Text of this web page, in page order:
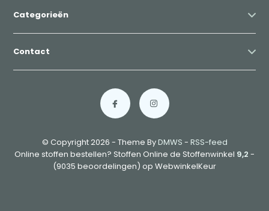
Categorieën
Contact
© Copyright 2026 - Theme ByDMWS - RSS-feed
Online stoffen bestellen? Stoffen Online de Stoffenwinkel 9,2 -
(9035 beoordelingen) op WebwinkelKeur